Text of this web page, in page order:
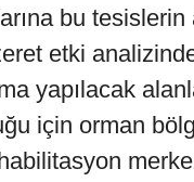
bu tesislerin
etki
yapılacak
için orman